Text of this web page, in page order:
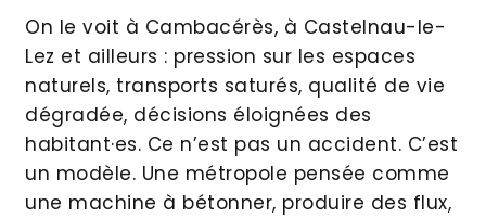
On le voit à Cambacérès, à Castelnau-le-
Lez et ailleurs : pression sur les espaces
naturels, transports saturés, qualité de vie
dégradée, décisions éloignées des
habitant·es. Ce n’est pas un accident. C’est
un modèle. Une métropole pensée comme
une machine à bétonner, produire des flux,